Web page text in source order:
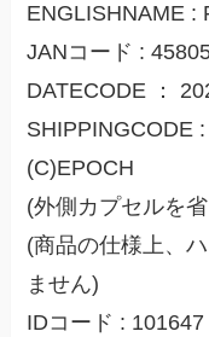
ENGLISHNAME :
JANコード :
DATECODE ：
SHIPPINGCODE
(C)EPOCH
(外側カプセルを
(商品の仕様上、
ません)
IDコード : 101647